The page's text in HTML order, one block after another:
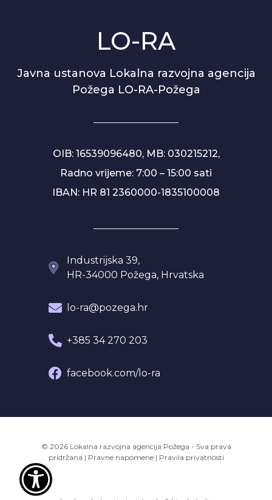
LO-RA
Javna ustanova Lokalna razvojna agencija
Požega LO-RA-Požega
OIB: 16539096480, MB: 030215212,
Radno vrijeme: 7:00 – 15:00 sati
IBAN: HR 81 2360000-1835100008
Industrijska 39,
HR-34000 Požega, Hrvatska
lo-ra@pozega.hr
+385 34 270 203
facebook.com/lo-ra
© 2026 Lokalna razvojna agencija Požega - Sva prava
pridržana | Pravne napomene | Pravila privatnosti